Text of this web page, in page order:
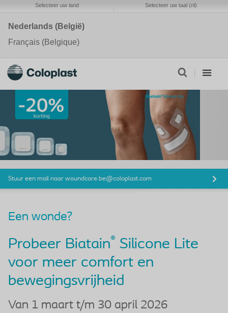
Selecteer uw land Selecteer uw taal (nl)
Nederlands (België)
Français (Belgique)
Stuur een mail naar woundcare.be@coloplast.com
Een wonde?
Probeer Biatain® Silicone Lite
voor meer comfort en
bewegingsvrijheid
Van 1 maart t/m 30 april 2026